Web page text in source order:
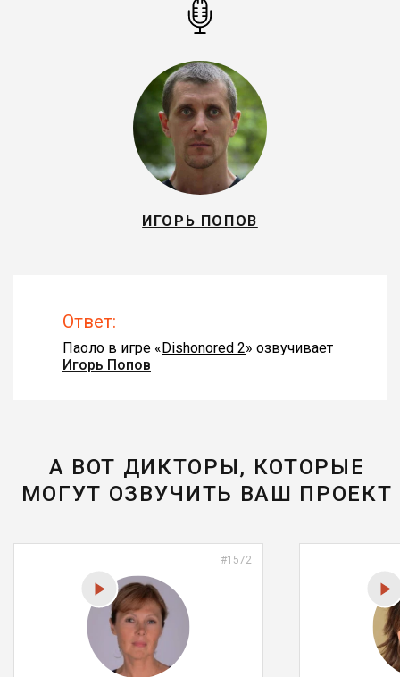
ИГОРЬ ПОПОВ
Ответ:
Паоло в игре «Dishonored 2» озвучивает
Игорь Попов
А ВОТ ДИКТОРЫ, КОТОРЫЕ
МОГУТ ОЗВУЧИТЬ ВАШ ПРОЕКТ
#1572